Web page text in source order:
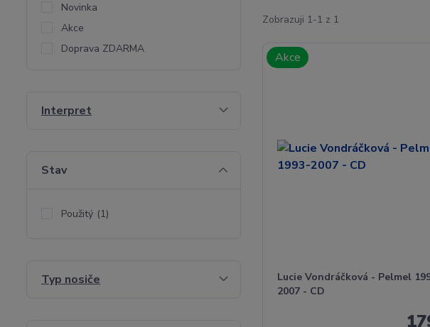
Zobrazuji 1-1 z 1
Akce
Lucie Vondráčková - Pelmel
2007 - CD
Novinka
Akce
Doprava ZDARMA
Interpret
Stav
Použitý (1)
Typ nosiče